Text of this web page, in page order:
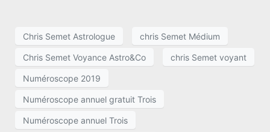
Chris Semet Astrologue chris Semet Médium
Chris Semet Voyance Astro&Co chris Semet voyant
Numéroscope 2019
Numéroscope annuel gratuit Trois
Numéroscope annuel Trois